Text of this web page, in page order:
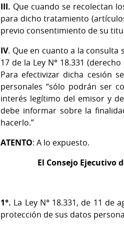
III. Que cuando se recolectan
para dicho tratamiento
previo consentimiento de su
IV. Que en cuanto a la
17 de la Ley N° 18.331
Para efectivizar dicha cesión
personales “sólo podrán ser
interés legítimo del emisor y
debe informar sobre la
hacerlo.”
ATENTO: A lo expuesto.
El Consejo Ejecutivo
1°. La Ley N° 18.331, de 11 de
protección de sus datos